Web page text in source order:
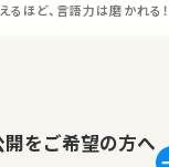
えるほど、言語力は磨かれる
をご希望の方へ